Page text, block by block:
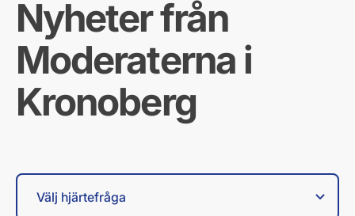
Nyheter från
Moderaterna i
Kronoberg
Filtrera efter hjärtefråga